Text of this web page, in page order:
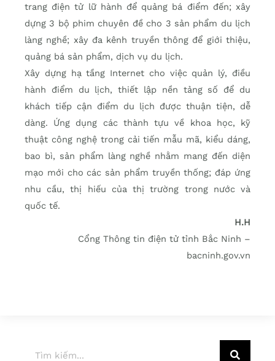
trang điện tử lữ hành để quảng bá điểm đến; xây
dựng 3 bộ phim chuyên đề cho 3 sản phẩm du lịch
làng nghề; xây đa kênh truyền thông để giới thiệu,
quảng bá sản phẩm, dịch vụ du lịch.
Xây dựng hạ tầng Internet cho việc quản lý, điều
hành điểm du lịch, thiết lập nền tảng số để du
khách tiếp cận điểm du lịch được thuận tiện, dễ
dàng. Ứng dụng các thành tựu về khoa học, kỹ
thuật công nghệ trong cải tiến mẫu mã, kiểu dáng,
bao bì, sản phẩm làng nghề nhằm mang đến diện
mạo mới cho các sản phẩm truyền thống; đáp ứng
nhu cầu, thị hiếu của thị trường trong nước và
quốc tế.
H.H
Cổng Thông tin điện tử tỉnh Bắc Ninh –
bacninh.gov.vn